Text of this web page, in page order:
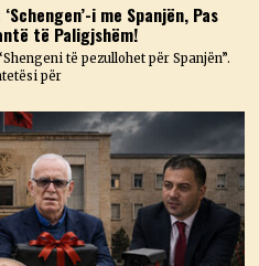
i me Spanjën, Pas
të Paligjshëm!
të pezullohet për Spanjën”.
për